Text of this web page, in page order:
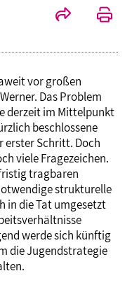
vor großen
Das Problem
derzeit im Mittelpunkt
beschlossene
Schritt. Doch
viele Fragezeichen.
tragbaren
strukturelle
in die Tat umgesetzt
werde sich künftig
die Jugendstrategie